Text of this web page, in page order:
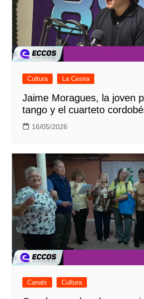
Cultura La Cesira
Jaime Moragues, la joven
tango y el cuarteto
16/05/2026
Canals Cultura